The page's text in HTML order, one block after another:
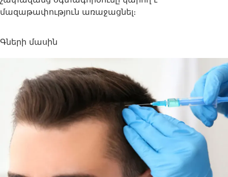
մազաթափություն առաջացնել։
Գների մասին